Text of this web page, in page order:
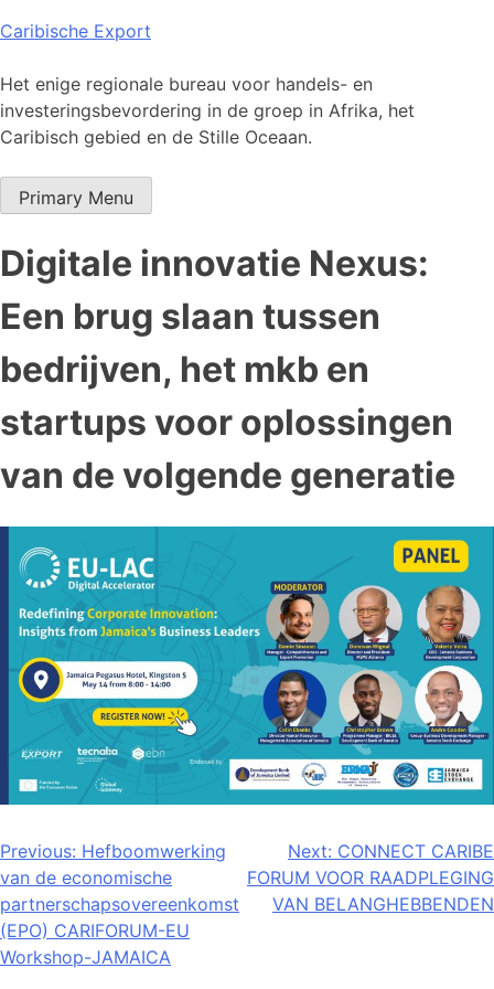
Skip
content
Caribische Export
Het enige regionale bureau voor handels- en
investeringsbevordering in de groep in Afrika, het
Caribisch gebied en de Stille Oceaan.
Primary Menu
Digitale innovatie Nexus:
Een brug slaan tussen
bedrijven, het mkb en
startups voor oplossingen
van de volgende generatie
Bericht
navigatie
Previous: Hefboomwerking
van de economische
partnerschapsovereenkomst
(EPO) CARIFORUM-EU
Workshop-JAMAICA
Next: CONNECT CARIBE
FORUM VOOR RAADPLEGING
VAN BELANGHEBBENDEN